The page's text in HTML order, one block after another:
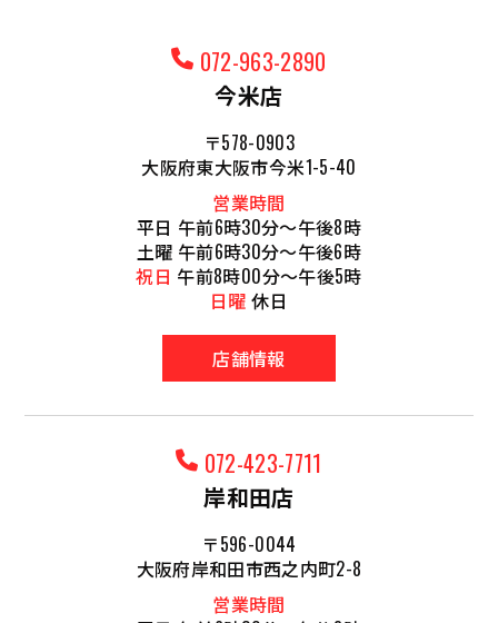
072-963-2890
今米店
〒578-0903
大阪府東大阪市今米1-5-40
営業時間
平日 午前6時30分～午後8時
土曜 午前6時30分～午後6時
祝日 午前8時00分～午後5時
日曜 休日
店舗情報
072-423-7711
岸和田店
〒596-0044
大阪府岸和田市西之内町2-8
営業時間